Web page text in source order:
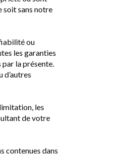
soit sans notre
ou
les garanties
la présente.
d’autres
les
de votre
contenues dans